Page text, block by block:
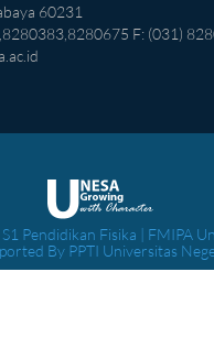
60231
F: (031)
Pendidikan Fisika | FMIPA
By PPTI Universitas